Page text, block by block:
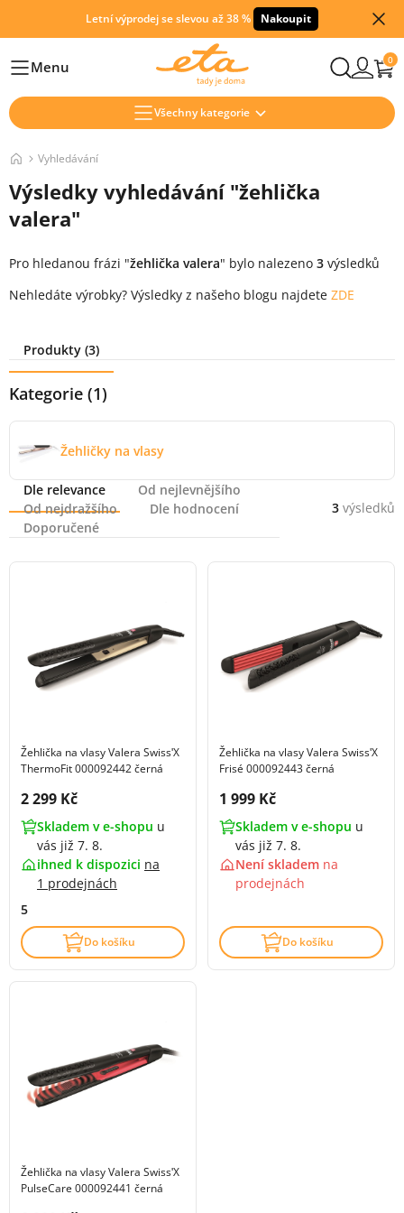
Letní výprodej se slevou až 38 % Nakoupit
HlavníMenu 0
Všechny kategorie
Vyhledávání
Výsledky vyhledávání "žehlička
valera"
Pro hledanou frázi "žehlička valera" bylo nalezeno 3 výsledků
Nehledáte výrobky? Výsledky z našeho blogu najdete ZDE
Filtrování výsledků
Produkty (3)
Kategorie (1)
Žehličky na vlasy
Řazení
Dle relevance
Od nejlevnějšího
Od nejdražšího
Dle hodnocení
Doporučené
3 výsledků
Žehlička na vlasy Valera SwissʹX
ThermoFit 000092442 černá
Cena s DPH:
2 299 Kč
Skladem v e-shopu u
vás již 7. 8.
ihned k dispozici na
1 prodejnách
5
Do košíku
Žehlička na vlasy Valera SwissʹX
Frisé 000092443 černá
Cena s DPH:
1 999 Kč
Skladem v e-shopu u
vás již 7. 8.
Není skladem na
prodejnách
Do košíku
Žehlička na vlasy Valera SwissʹX
PulseCare 000092441 černá